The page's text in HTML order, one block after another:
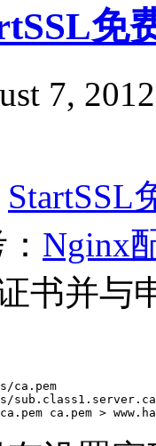
免
7,
StartSSL
Nginx
书并与
ca.pem
ca.pem >